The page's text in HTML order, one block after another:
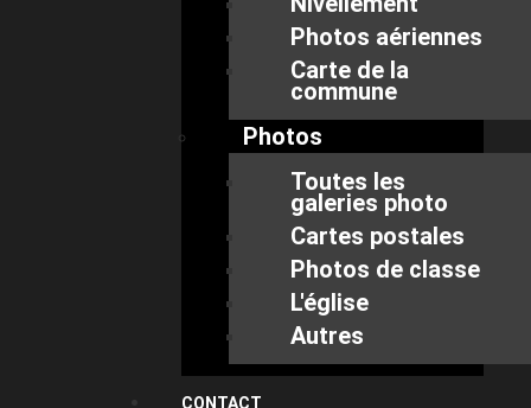
Photos aériennes
Carte de la
commune
Photos
Toutes les
galeries photo
Cartes postales
Photos de classe
L'église
Autres
CONTACT